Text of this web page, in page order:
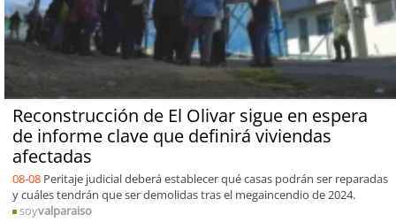
Reconstrucción de El Olivar sigue en espera
de informe clave que definirá viviendas
afectadas
08-08 Peritaje judicial deberá establecer qué casas podrán ser reparadas
y cuáles tendrán que ser demolidas tras el megaincendio de 2024.
soyvalparaiso